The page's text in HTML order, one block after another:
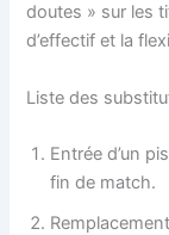
doutes » sur les
d’effectif et la
Liste des
Entrée d’un
fin de match.